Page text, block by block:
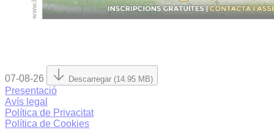
07-08-26 Descarregar (14.95 MB)
Presentació
Avís legal
Política de Privacitat
Política de Cookies